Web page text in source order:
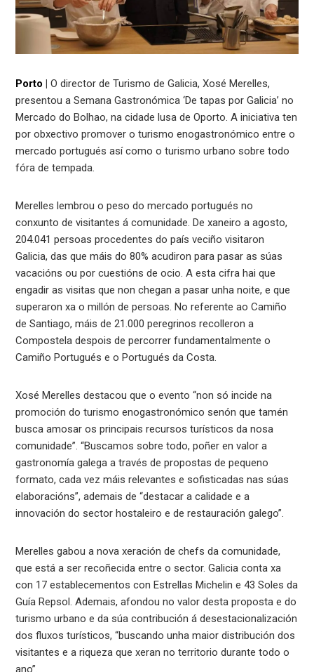
Porto | O director de Turismo de Galicia, Xosé Merelles,
presentou a Semana Gastronómica ‘De tapas por Galicia’ no
Mercado do Bolhao, na cidade lusa de Oporto. A iniciativa ten
por obxectivo promover o turismo enogastronómico entre o
mercado portugués así como o turismo urbano sobre todo
fóra de tempada.
Merelles lembrou o peso do mercado portugués no
conxunto de visitantes á comunidade. De xaneiro a agosto,
204.041 persoas procedentes do país veciño visitaron
Galicia, das que máis do 80% acudiron para pasar as súas
vacacións ou por cuestións de ocio. A esta cifra hai que
engadir as visitas que non chegan a pasar unha noite, e que
superaron xa o millón de persoas. No referente ao Camiño
de Santiago, máis de 21.000 peregrinos recolleron a
Compostela despois de percorrer fundamentalmente o
Camiño Portugués e o Portugués da Costa.
Xosé Merelles destacou que o evento “non só incide na
promoción do turismo enogastronómico senón que tamén
busca amosar os principais recursos turísticos da nosa
comunidade”. “Buscamos sobre todo, poñer en valor a
gastronomía galega a través de propostas de pequeno
formato, cada vez máis relevantes e sofisticadas nas súas
elaboracións”, ademais de “destacar a calidade e a
innovación do sector hostaleiro e de restauración galego”.
Merelles gabou a nova xeración de chefs da comunidade,
que está a ser recoñecida entre o sector. Galicia conta xa
con 17 establecementos con Estrellas Michelin e 43 Soles da
Guía Repsol. Ademais, afondou no valor desta proposta e do
turismo urbano e da súa contribución á desestacionalización
dos fluxos turísticos, “buscando unha maior distribución dos
visitantes e a riqueza que xeran no territorio durante todo o
ano”.